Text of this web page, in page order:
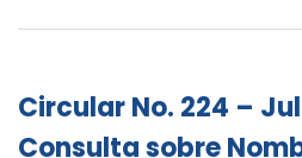
Circular No. 224 –
Consulta sobre